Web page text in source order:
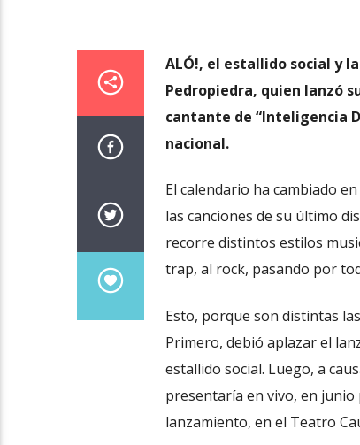
ALÓ!, el estallido social y
Pedropiedra, quien lanzó
cantante de “Inteligencia
nacional.
El calendario ha cambiado
las canciones de su último
recorre distintos estilos
trap, al rock, pasando por
Esto, porque son distintas
Primero, debió aplazar el
estallido social. Luego, a
presentaría en vivo, en junio
lanzamiento, en el Teatro